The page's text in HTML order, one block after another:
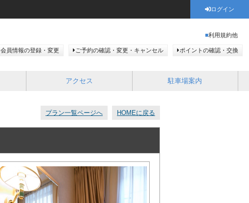
ログイン
利用規約他
会員情報の登録・変更 ご予約の確認・変更・キャンセル ポイントの確認・交換
アクセス 駐車場案内
プラン一覧ページへ HOMEに戻る